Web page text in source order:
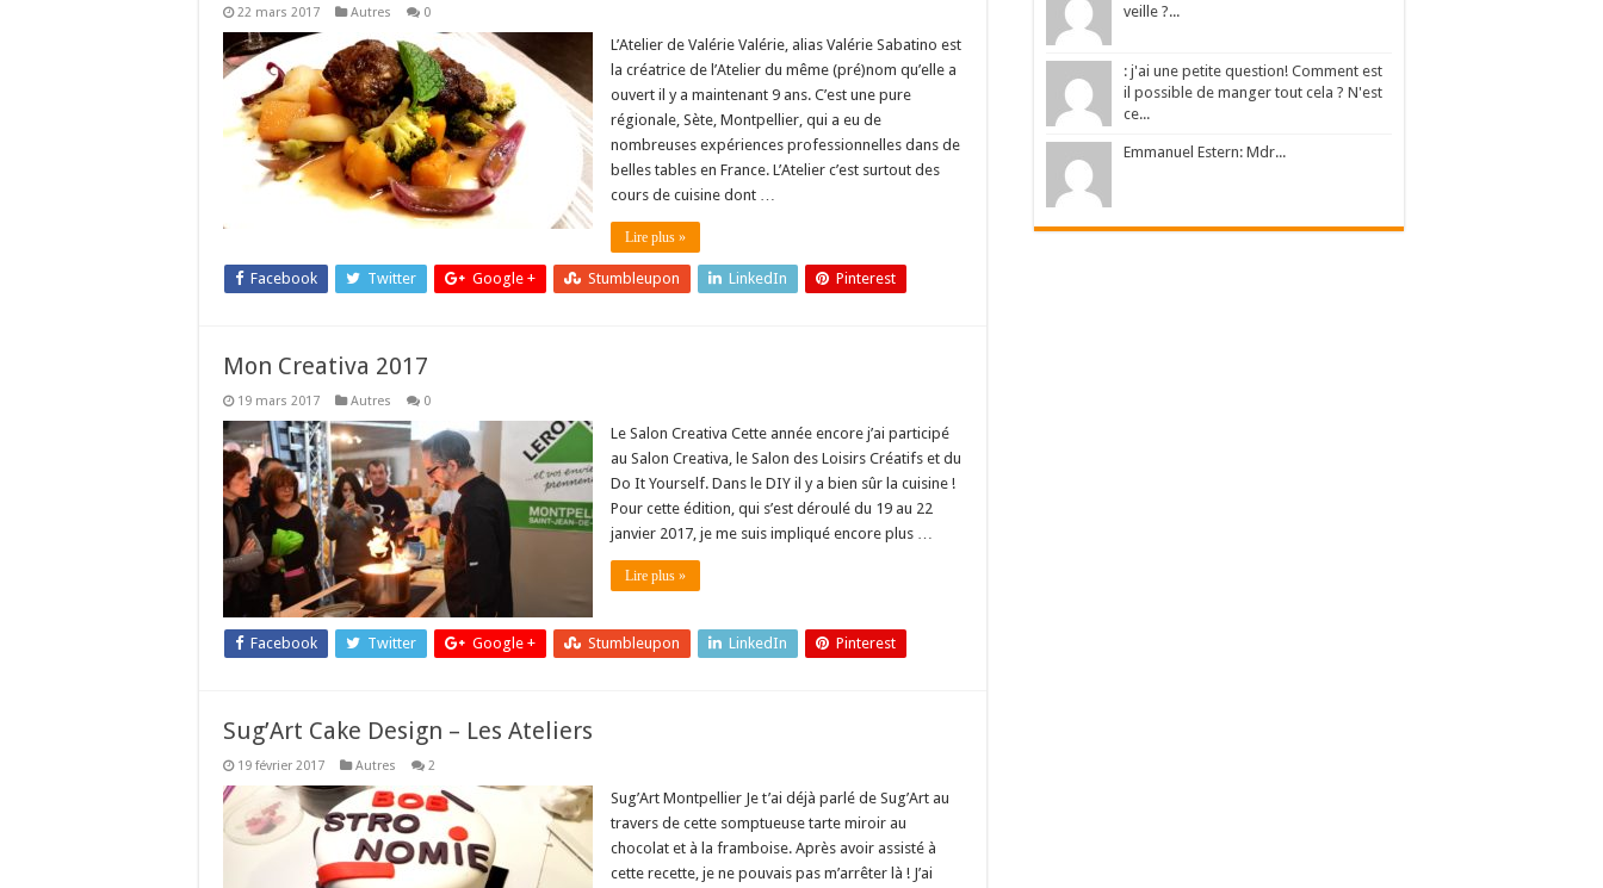
22 mars 2017 Autres 0
L’Atelier de Valérie Valérie, alias Valérie Sabatino est
la créatrice de l’Atelier du même (pré)nom qu’elle a
ouvert il y a maintenant 9 ans. C’est une pure
régionale, Sète, Montpellier, qui a eu de
nombreuses expériences professionnelles dans de
belles tables en France. L’Atelier c’est surtout des
cours de cuisine dont …
Lire plus »
Facebook Twitter Google + Stumbleupon LinkedIn Pinterest
Mon Creativa 2017
19 mars 2017 Autres 0
Le Salon Creativa Cette année encore j’ai participé
au Salon Creativa, le Salon des Loisirs Créatifs et du
Do It Yourself. Dans le DIY il y a bien sûr la cuisine !
Pour cette édition, qui s’est déroulé du 19 au 22
janvier 2017, je me suis impliqué encore plus …
Lire plus »
Facebook Twitter Google + Stumbleupon LinkedIn Pinterest
Sug’Art Cake Design – Les Ateliers
19 février 2017 Autres 2
Sug’Art Montpellier Je t’ai déjà parlé de Sug’Art au
travers de cette somptueuse tarte miroir au
chocolat et à la framboise. Après avoir assisté à
cette recette, je ne pouvais pas m’arrêter là ! J’ai
veille ?...
: j'ai une petite question! Comment est
il possible de manger tout cela ? N'est
ce...
Emmanuel Estern: Mdr...